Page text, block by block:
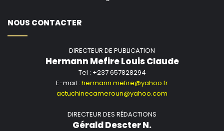
NOUS CONTACTER
DIRECTEUR DE PUBLICATION
Hermann Mefire Louis Claude
Tel : +237 657828294
E-mail : hermann.mefire@yahoo.fr
actuchinecameroun@yahoo.com
DIRECTEUR DES RÉDACTIONS
Gérald Descter N.